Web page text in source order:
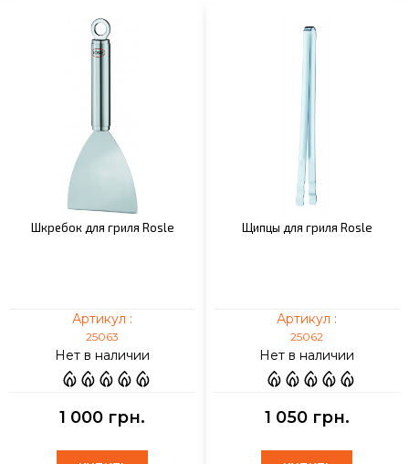
Шкребок для гриля Rosle
Артикул :
25063
Нет в наличии
1 000 грн.
Щипцы для гриля Rosle
Артикул :
25062
Нет в наличии
1 050 грн.